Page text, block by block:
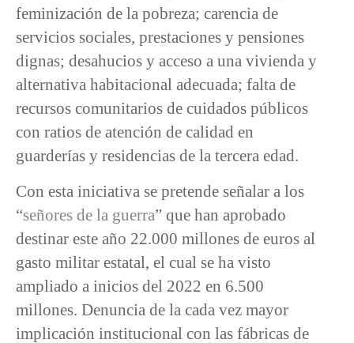
feminización de la pobreza; carencia de
servicios sociales, prestaciones y pensiones
dignas; desahucios y acceso a una vivienda y
alternativa habitacional adecuada; falta de
recursos comunitarios de cuidados públicos
con ratios de atención de calidad en
guarderías y residencias de la tercera edad.
Con esta iniciativa se pretende señalar a los
“señores de la guerra” que han aprobado
destinar este año 22.000 millones de euros al
gasto militar estatal, el cual se ha visto
ampliado a inicios del 2022 en 6.500
millones. Denuncia de la cada vez mayor
implicación institucional con las fábricas de